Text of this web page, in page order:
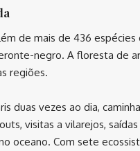
de mais de 436
negro. A floresta de
regiões.
duas vezes ao dia,
visitas a vilarejos,
oceano. Com sete